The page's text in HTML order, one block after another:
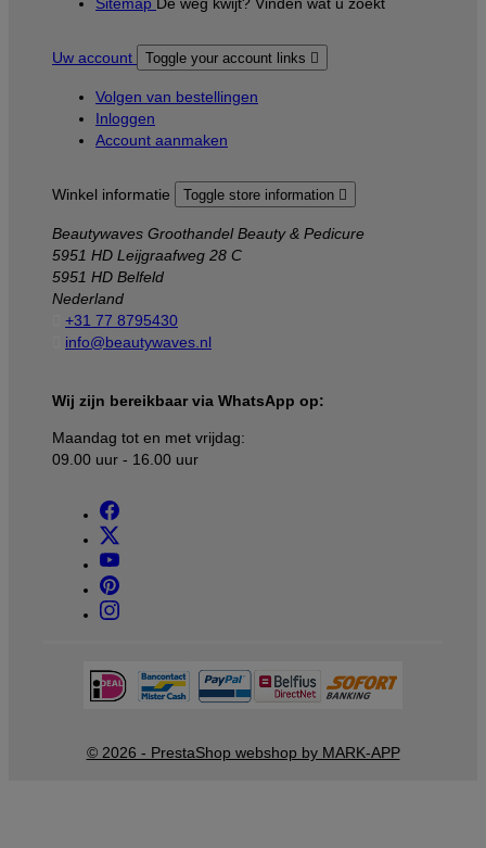
Uw account Toggle your account links 
Volgen van bestellingen
Inloggen
Account aanmaken
Winkel informatie Toggle store information 
Beautywaves Groothandel Beauty & Pedicure
5951 HD Leijgraafweg 28 C
5951 HD Belfeld
Nederland
+31 77 8795430
info@beautywaves.nl
Wij zijn bereikbaar via WhatsApp op:
Maandag tot en met vrijdag:
09.00 uur - 16.00 uur
© 2026 - PrestaShop webshop by MARK-APP